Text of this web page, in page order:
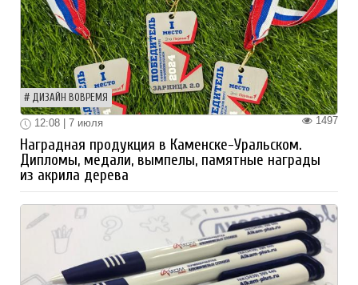
ДИЗАЙН ВОВРЕМЯ
1497
12:08 | 7 июля
Наградная продукция в Каменске-Уральском.
Дипломы, медали, вымпелы, памятные награды
из акрила дерева